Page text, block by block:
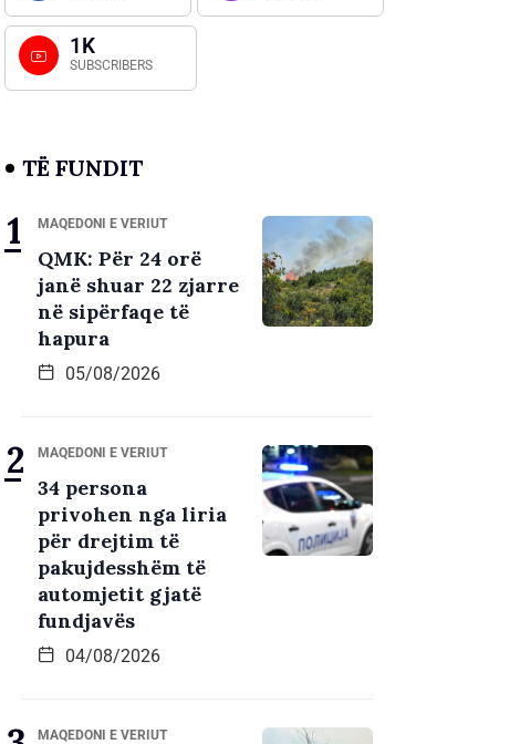
1K
SUBSCRIBERS
TË FUNDIT
MAQEDONI E VERIUT
QMK: Për 24 orë
janë shuar 22 zjarre
në sipërfaqe të
hapura
05/08/2026
MAQEDONI E VERIUT
34 persona
privohen nga liria
për drejtim të
pakujdesshëm të
automjetit gjatë
fundjavës
04/08/2026
MAQEDONI E VERIUT